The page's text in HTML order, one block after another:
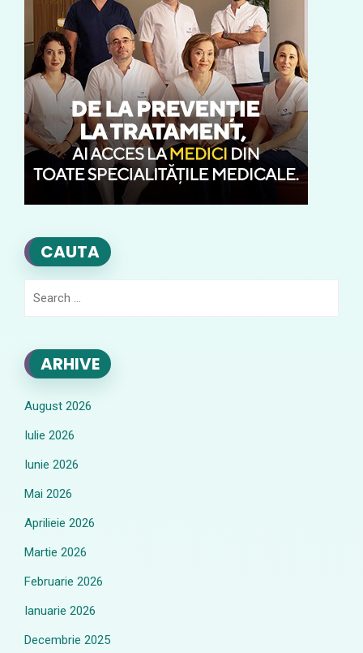
CAUTA
ARHIVE
August 2026
Iulie 2026
Iunie 2026
Mai 2026
Aprilieie 2026
Martie 2026
Februarie 2026
Ianuarie 2026
Decembrie 2025